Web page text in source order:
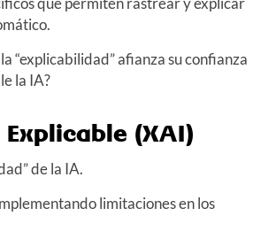
“explicabilidad” afianza su confianza
la IA?
(XAI)
de la IA.
limitaciones en los